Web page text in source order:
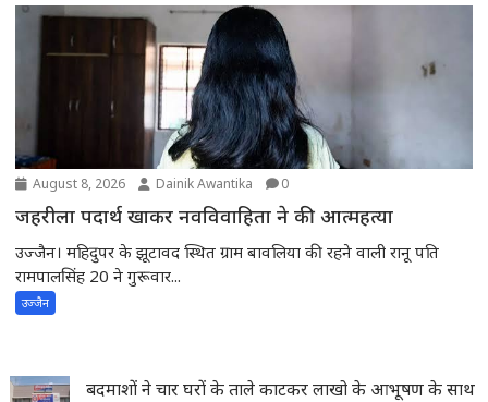
August 8, 2026 Dainik Awantika 0
जहरीला पदार्थ खाकर नवविवाहिता ने की आत्महत्या
उज्जैन। महिदुपर के झूटावद स्थित ग्राम बावलिया की रहने वाली रानू पति
रामपालसिंह 20 ने गुरूवार...
उज्जैन
बदमाशों ने चार घरों के ताले काटकर लाखो के आभूषण के साथ